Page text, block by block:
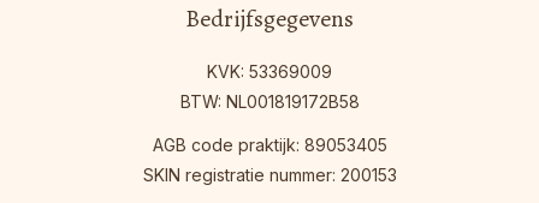
Bedrijfsgegevens
KVK: 53369009
BTW: NL001819172B58
AGB code praktijk: 89053405
SKIN registratie nummer: 200153